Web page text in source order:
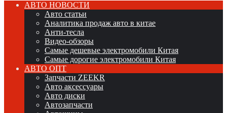
АВТО НОВОСТИ
Авто статьи
Аналитика продаж авто в китае
Анти-тесла
Видео-обзоры
Самые дешевые электромобили Китая
Самые дорогие электромобили Китая
АВТО ОПТ
Запчасти ZEEKR
Авто аксессуары
Авто диски
Автозапчасти